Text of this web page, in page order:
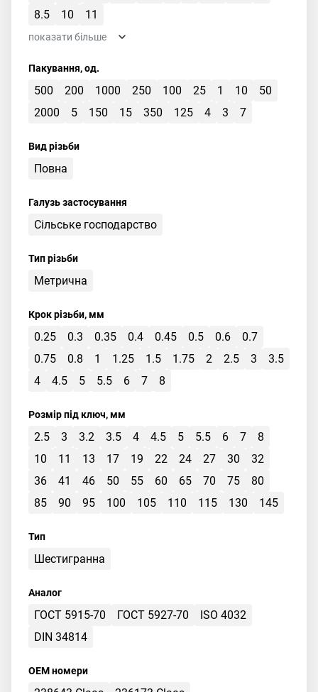
8.5
10 11
показати більше
Пакування, од.
500 200 1000 250 100 25 1 10
50
2000
5 150 15 350 125 4 3 7
Вид різьби
Повна
Галузь застосування
Сільське господарство
Тип різьби
Метрична
Крок різьби, мм
0.25 0.3 0.35 0.4 0.45 0.5 0.6
0.7
0.75
0.8 1 1.25 1.5 1.75 2 2.5 3
3.5
4
4.5 5 5.5 6 7 8
Розмір під ключ, мм
2.5 3 3.2 3.5 4 4.5 5 5.5 6 7
8
10
11 13 17 19 22 24 27 30
32
36
41 46 50 55 60 65 70 75
80
85
90 95 100 105 110 115 130 145
Тип
Шестигранна
Аналог
ГОСТ 5915-70 ГОСТ 5927-70
ISO 4032
DIN 34814
OEM номери